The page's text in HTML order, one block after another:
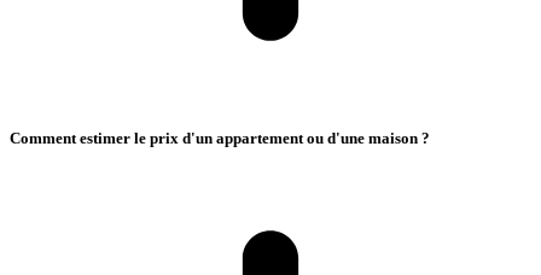
Comment estimer le prix d'un appartement ou d'une maison ?